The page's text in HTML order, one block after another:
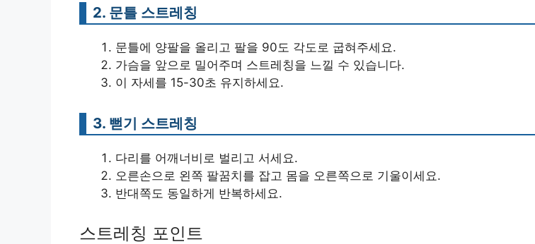
2. 문틀 스트레칭
문틀에 양팔을 올리고 팔을 90도 각도로 굽혀주세요.
가슴을 앞으로 밀어주며 스트레칭을 느낄 수 있습니다.
이 자세를 15-30초 유지하세요.
3. 뻗기 스트레칭
다리를 어깨너비로 벌리고 서세요.
오른손으로 왼쪽 팔꿈치를 잡고 몸을 오른쪽으로 기울이세요.
반대쪽도 동일하게 반복하세요.
스트레칭 포인트